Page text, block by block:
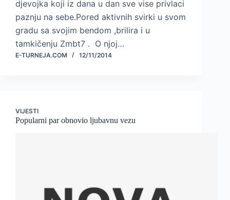
djevojka koji iz dana u dan sve vise privlaci
paznju na sebe.Pored aktivnih svirki u svom
gradu sa svojim bendom ,brilira i u
tamkičenju Zmbt7 . O njoj…
E-TURNEJA.COM 12/11/2014
VIJESTI
Popularni par obnovio ljubavnu vezu